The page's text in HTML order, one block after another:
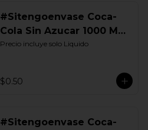
#Sitengoenvase Coca-
Cola Sin Azucar 1000 ML.
Retornable
Precio incluye solo Liquido
$0.50
#Sitengoenvase Coca-